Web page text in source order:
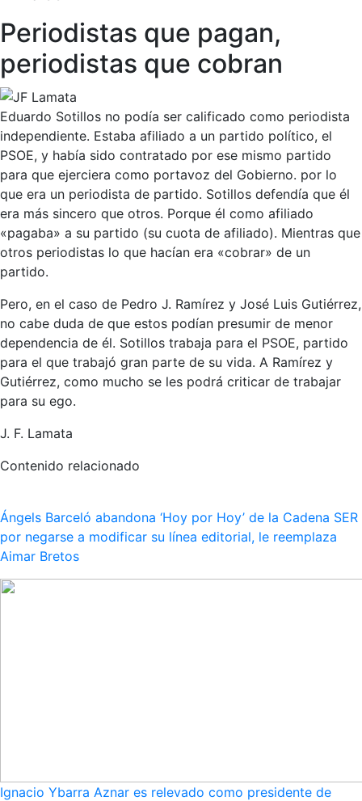
Periodistas que pagan,
periodistas que cobran
Eduardo Sotillos no podía ser calificado como periodista
independiente. Estaba afiliado a un partido político, el
PSOE, y había sido contratado por ese mismo partido
para que ejerciera como portavoz del Gobierno. por lo
que era un periodista de partido. Sotillos defendía que él
era más sincero que otros. Porque él como afiliado
«pagaba» a su partido (su cuota de afiliado). Mientras que
otros periodistas lo que hacían era «cobrar» de un
partido.
Pero, en el caso de Pedro J. Ramírez y José Luis Gutiérrez,
no cabe duda de que estos podían presumir de menor
dependencia de él. Sotillos trabaja para el PSOE, partido
para el que trabajó gran parte de su vida. A Ramírez y
Gutiérrez, como mucho se les podrá criticar de trabajar
para su ego.
J. F. Lamata
Contenido relacionado
Ángels Barceló abandona ‘Hoy por Hoy’ de la Cadena SER
por negarse a modificar su línea editorial, le reemplaza
Aimar Bretos
Ignacio Ybarra Aznar es relevado como presidente de